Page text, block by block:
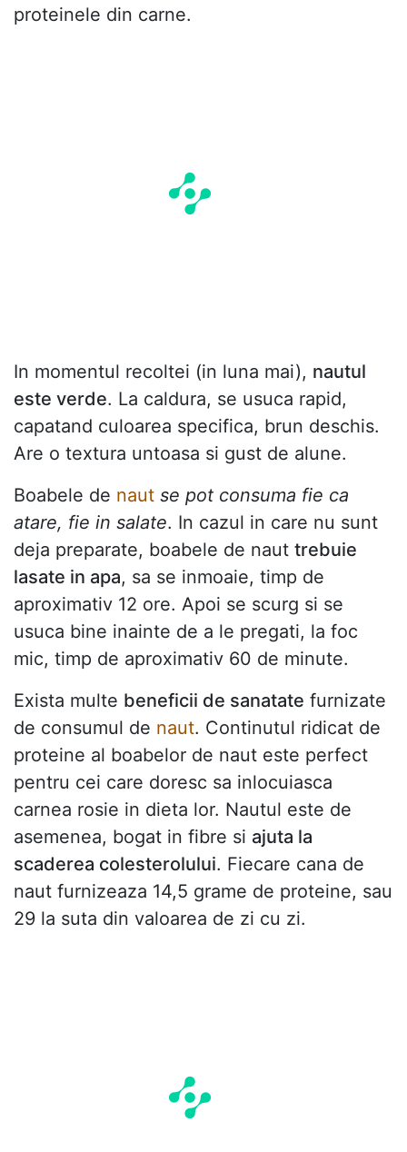
proteinele din carne.
In momentul recoltei (in luna mai), nautul
este verde. La caldura, se usuca rapid,
capatand culoarea specifica, brun deschis.
Are o textura untoasa si gust de alune.
Boabele de naut se pot consuma fie ca
atare, fie in salate. In cazul in care nu sunt
deja preparate, boabele de naut trebuie
lasate in apa, sa se inmoaie, timp de
aproximativ 12 ore. Apoi se scurg si se
usuca bine inainte de a le pregati, la foc
mic, timp de aproximativ 60 de minute.
Exista multe beneficii de sanatate furnizate
de consumul de naut. Continutul ridicat de
proteine al boabelor de naut ​​este perfect
pentru cei care doresc sa inlocuiasca
carnea rosie in dieta lor. Nautul este de
asemenea, bogat in fibre si ajuta la
scaderea colesterolului. Fiecare cana de
naut furnizeaza 14,5 grame de proteine, sau
29 la suta din valoarea de zi cu zi.